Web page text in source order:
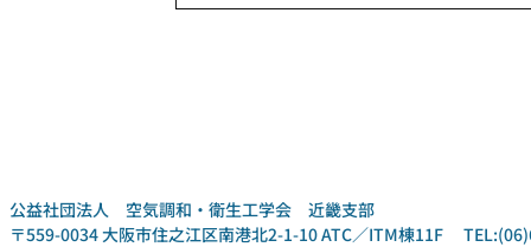
公益社団法人 空気調和・衛生工学会 近畿支部
〒559-0034 大阪市住之江区南港北2-1-10 ATC／ITM棟11F